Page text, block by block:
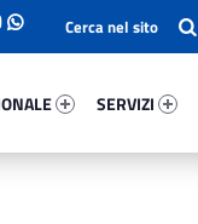
SERVIZI